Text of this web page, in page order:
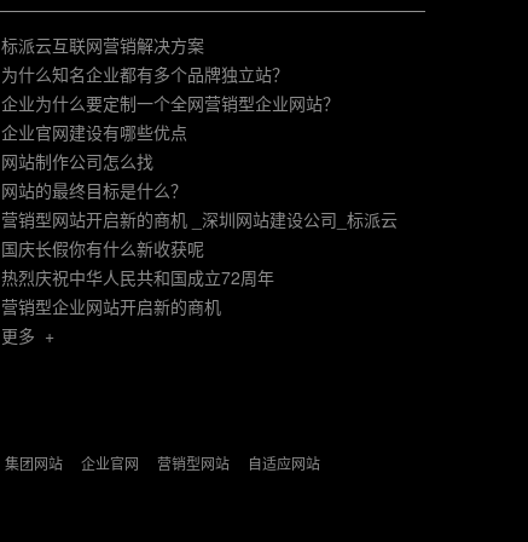
标派云互联网营销解决方案
为什么知名企业都有多个品牌独立站？
企业为什么要定制一个全网营销型企业网站？
企业官网建设有哪些优点
网站制作公司怎么找
网站的最终目标是什么？
营销型网站开启新的商机 _深圳网站建设公司_标派云
国庆长假你有什么新收获呢
热烈庆祝中华人民共和国成立72周年
营销型企业网站开启新的商机
更多 +
集团网站 企业官网 营销型网站
自适应网站